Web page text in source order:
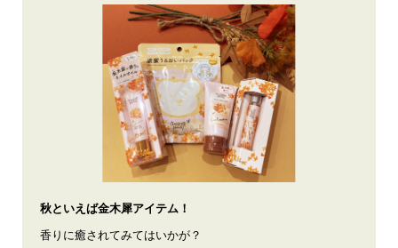
秋といえば金木犀アイテム！
香りに癒されてみてはいかが？